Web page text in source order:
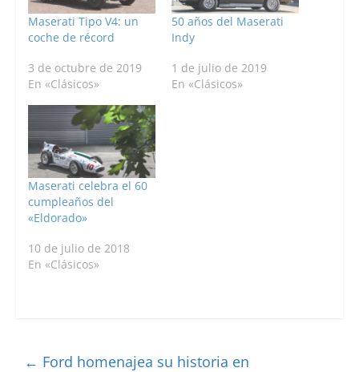
Maserati Tipo V4: un
coche de récord
3 de octubre de 2019
En «Clásicos»
50 años del Maserati
Indy
1 de julio de 2019
En «Clásicos»
Maserati celebra el 60
cumpleaños del
«Eldorado»
10 de julio de 2018
En «Clásicos»
← Ford homenajea su historia en